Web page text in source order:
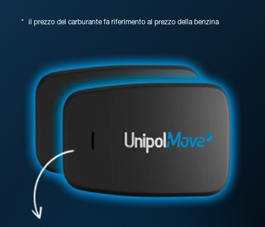
* il prezzo del carburante fa riferimento al prezzo della benzina